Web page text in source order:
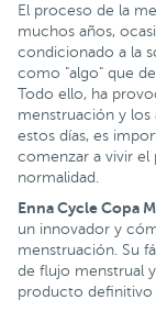
El proceso de la
muchos años,
condicionado a la
como "algo" que
Todo ello, ha
menstruación y los
estos días, es
comenzar a vivir
normalidad.
Enna Cycle Copa
un innovador y
menstruación. Su
de flujo menstrual
producto definitivo